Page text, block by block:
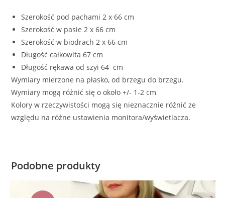
Szerokość pod pachami 2 x 66 cm
Szerokość w pasie 2 x 66 cm
Szerokość w biodrach 2 x 66 cm
Długość całkowita 67 cm
Długość rękawa od szyi 64 cm
Wymiary mierzone na płasko, od brzegu do brzegu.
Wymiary mogą różnić się o około +/- 1-2 cm
Kolory w rzeczywistości mogą się nieznacznie różnić ze
względu na różne ustawienia monitora/wyświetlacza.
Podobne produkty